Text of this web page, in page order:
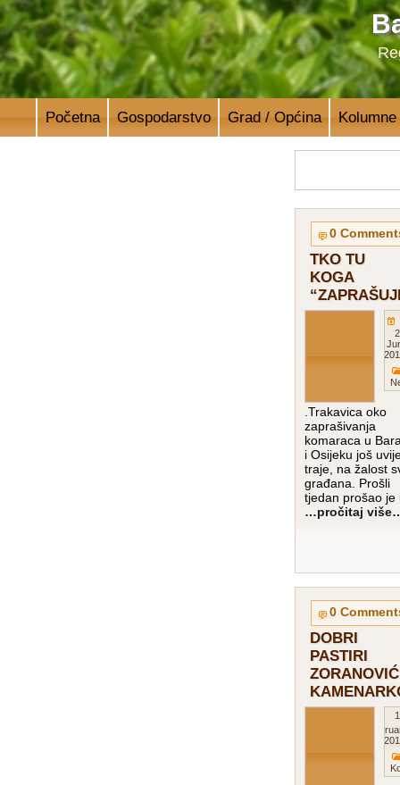
Početna Gospodarstvo Grad / Općina Kolumne
0
TKO TU
KOGA
.Trakavica oko
zaprašivanja
komaraca u
i Osijeku još
traje, na žalost
građana. Prošli
tjedan prošao je
…pročitaj
0
DOBRI
PASTIRI